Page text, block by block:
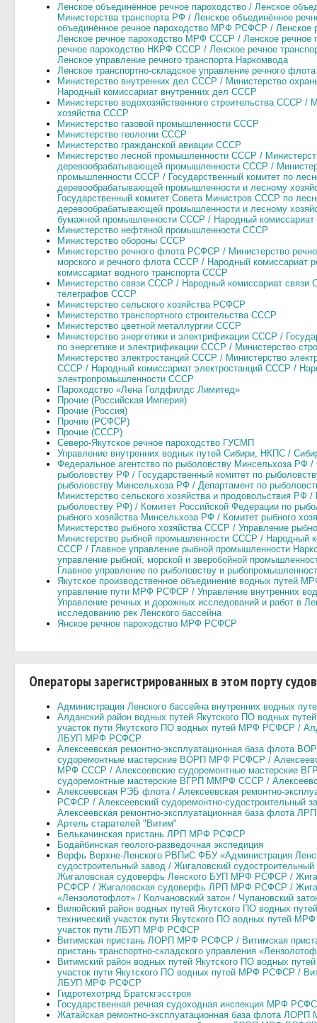
Ленское объединённое речное пароходство / Ленское
Министерства транспорта РФ / Ленское объединённое
объединённое речное пароходство МРФ РСФСР /
Ленское речное пароходство МРФ СССР / Ленское
речное пароходство НКРФ СССР / Ленское речное
Ленское управление речного транспорта Наркомвода
Ленское транспортно-складское управление речного
Министерство внутренних дел СССР / Министерство
Народный комиссариат внутренних дел СССР
Министерство водохозяйственного строительства СССР /
хозяйства СССР
Министерство газовой промышленности СССР
Министерство геологии СССР
Министерство гражданской авиации СССР
Министерство лесной промышленности СССР /
деревообрабатывающей промышленности СССР /
промышленности СССР / Государственный комитет по
деревообрабатывающей промышленности и лесному
Государственный комитет Совета Министров СССР по
деревообрабатывающей промышленности и лесному
бумажной промышленности СССР / Народный
Министерство нефтяной промышленности СССР
Министерство обороны СССР
Министерство речного флота РСФСР / Министерство
морского и речного флота СССР / Народный комиссариат
комиссариат водного транспорта СССР
Министерство связи СССР / Народный комиссариат
телеграфов СССР
Министерство сельского хозяйства РСФСР
Министерство транспортного строительства СССР
Министерство цветной металлургии СССР
Министерство энергетики и электрификации СССР /
по энергетике и электрификации СССР / Министерство
Министерство электростанций СССР / Министерство
СССР / Народный комиссариат электростанций СССР /
электропромышленности СССР
Пароходство «Лена Голдфилдс Лимитед»
Прочие (Российская Империя)
Прочие (Россия)
Прочие (РСФСР)
Прочие (СССР)
Северо-Якутское речное пароходство ГУСМП
Управление внутренних водных путей Сибири, НКПС /
Федеральное агентство по рыболовству Минcельхоза РФ /
рыболовству РФ / Государственный комитет по
рыболовству Минcельхоза РФ / Департамент по
Министерство сельского хозяйства и продовольствия РФ /
рыболовству РФ) / Комитет Российской Федерации по
рыбного хозяйства Минсельхоза РФ / Комитет рыбного
Министерство рыбного хозяйства СССР / Управление
Министерство рыбной промышленности СССР / Народный
СССР / Главное управление рыбной промышленности
управление рыбной, морской и зверобойной
Главное управление по рыболовству и
Якутское производственное объединение водных путей
управление пути МРФ РСФСР / Управление внутренних
Управление речных и дорожных исследований и работ в
исследованию рек Ленского бассейна
Янское речное пароходство МРФ РСФСР
Операторы зарегистрированных в этом порту судов
Администрация Ленского бассейна внутренних водных
Алданский район водных путей Якутского ПО водных
участок пути Якутского ПО водных путей МРФ РСФСР /
ЛБУП МРФ РСФСР
Алексеевская ремонтно-эксплуатационная база флота
судоремонтные мастерские ВОРП МРФ РСФСР /
МРФ СССР / Алексеевские судоремонтные мастерские
судоремонтные мастерские ВГРП ММРФ СССР /
Алексеевская РЭБ флота / Алексеевская ремонтно-
РСФСР / Алексеевский судоремонтно-
Алексеевская ремонтно-эксплуатационная база флота
Артель старателей "Витим"
Белькачинская пристань ЛРП МРФ РСФСР
Бодайбинская геолого-разведочная экспедиция
Верфь Верхне-Ленского РВПиС ФБУ «Администрация
судостроительный завод / Жигаловский
Жигаловская судоверфь Ленского БУП МРФ РСФСР /
РСФСР / Жигаловская судоверфь ЛРП МРФ РСФСР /
«Лензолотофлот» / Колчановский затон / Чупановский
Вилюйский район водных путей Якутского ПО водных
технический участок пути Якутского ПО водных путей
участок пути ЛБУП МРФ РСФСР
Витимская пристань ЛОРП МРФ РСФСР / Витимская
пристань транспортно-складского управления
Витимский район водных путей Якутского ПО водных
участок пути Якутского ПО водных путей МРФ РСФСР /
ЛБУП МРФ РСФСР
Гидpотехотpяд Бpатскгэсстpоя
Государственная речная судоходная инспекция МРФ
Жатайская ремонтно-эксплуатационная база флота